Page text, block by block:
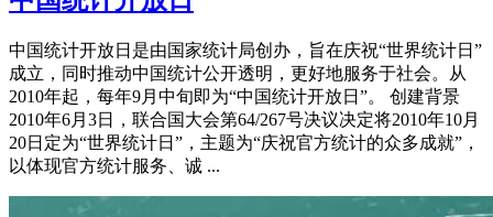
中国统计开放日是由国家统计局创办，旨在庆祝“世界统计日”
成立，同时推动中国统计公开透明，更好地服务于社会。从
2010年起，每年9月中旬即为“中国统计开放日”。 创建背景
2010年6月3日，联合国大会第64/267号决议决定将2010年10月
20日定为“世界统计日”，主题为“庆祝官方统计的众多成就”，
以体现官方统计服务、诚 ...